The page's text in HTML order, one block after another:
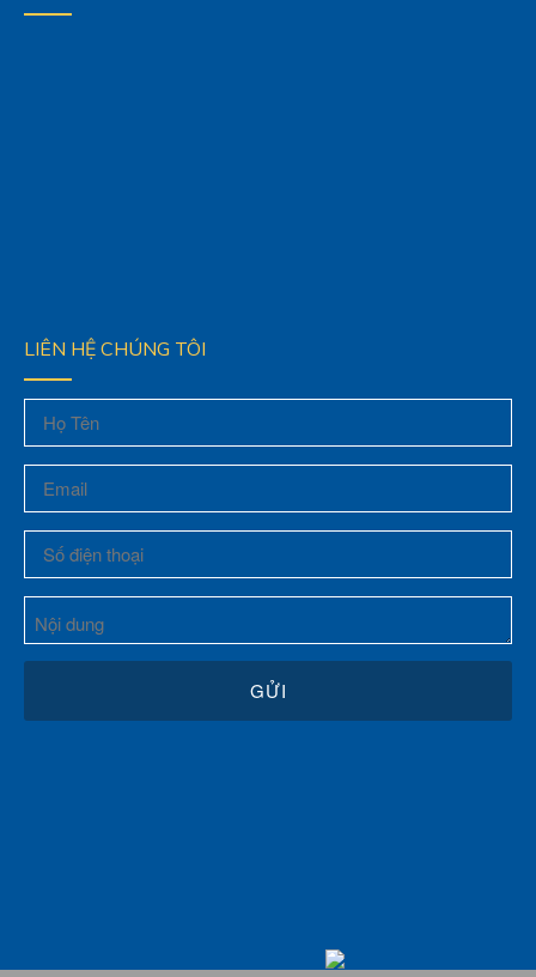
LIÊN HỆ CHÚNG TÔI